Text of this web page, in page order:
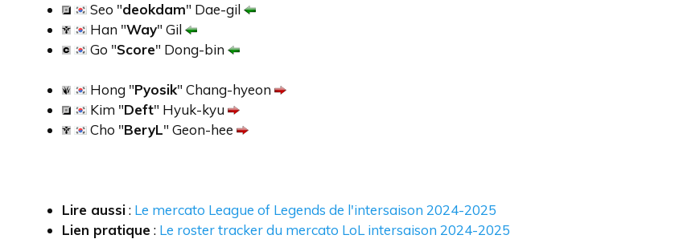
Seo "deokdam" Dae-gil
Han "Way" Gil
Go "Score" Dong-bin
Hong "Pyosik" Chang-hyeon
Kim "Deft" Hyuk-kyu
Cho "BeryL" Geon-hee
Lire aussi: Le mercato League of Legends de l'intersaison 2024-2025
Lien pratique: Le roster tracker du mercato LoL intersaison 2024-2025